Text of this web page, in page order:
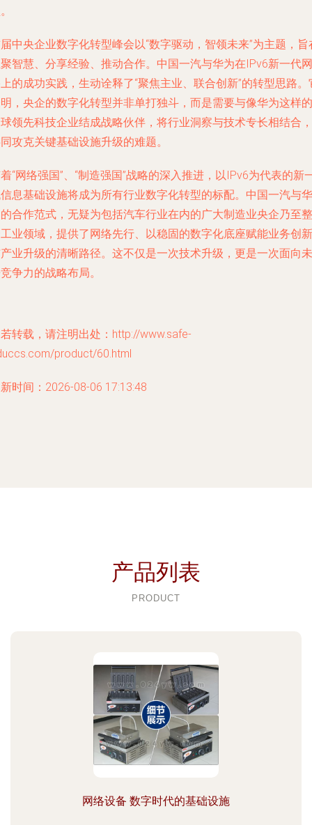
中央企业数字化转型峰会以“数字驱动，智领未来”为主题，旨
智慧、分享经验、推动合作。中国一汽与华为在IPv6新一代网
的成功实践，生动诠释了“聚焦主业、联合创新”的转型思路。
，央企的数字化转型并非单打独斗，而是需要与像华为这样的
领先科技企业结成战略伙伴，将行业洞察与技术专长相结合，
攻克关键基础设施升级的难题。
“网络强国”、“制造强国”战略的深入推进，以IPv6为代表的新
息基础设施将成为所有行业数字化转型的标配。中国一汽与华
合作范式，无疑为包括汽车行业在内的广大制造业央企乃至整
业领域，提供了网络先行、以稳固的数字化底座赋能业务创新
业升级的清晰路径。这不仅是一次技术升级，更是一次面向未
争力的战略布局。
转载，请注明出处：http://www.safe-
product/60.html
时间：2026-08-06 17:13:48
产品列表
PRODUCT
网络设备 数字时代的基础设施